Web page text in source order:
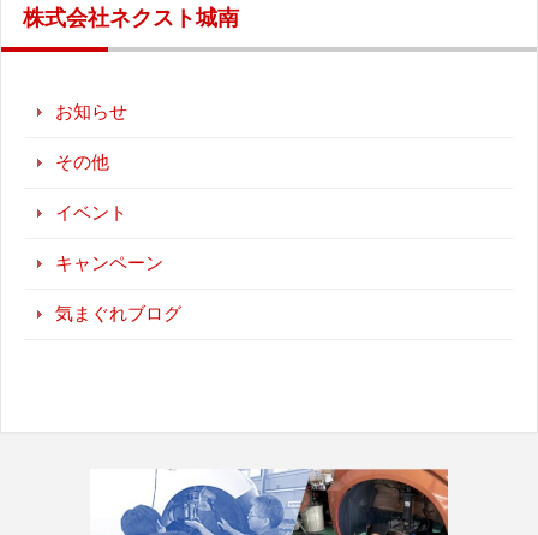
株式会社ネクスト城南
お知らせ
その他
イベント
キャンペーン
気まぐれブログ